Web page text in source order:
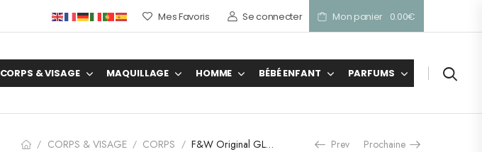
Mes Favoris Se connecter Mon panier 0.00€
CORPS & VISAGE MAQUILLAGE HOMME BÉBÉ ENFANT PARFUMS
/ CORPS & VISAGE / CORPS / F&W Original GLUTATHION Savon exfoliant extra Prev Prochaine